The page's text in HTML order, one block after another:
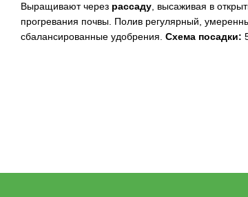
Выращивают через рассаду, высаживая в
прогревания почвы. Полив регулярный,
сбалансированные удобрения. Схема посадки: